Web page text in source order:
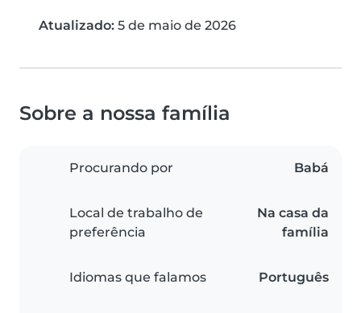
Atualizado: 5 de maio de 2026
Sobre a nossa família
Procurando por Babá
Local de trabalho de
preferência
Na casa da
família
Idiomas que falamos Português